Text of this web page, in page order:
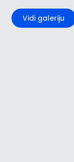
Vidi galeriju